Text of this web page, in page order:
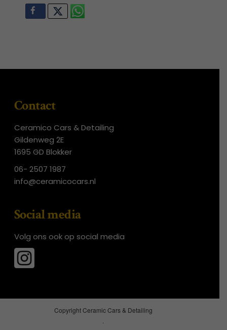
Contact
Ceramico Cars & Detailing
Gildenweg 2E
1695 GD Blokker
06- 2507 1987
info@ceramicocars.nl
Social media
Volg ons ook op social media
Copyright Ceramic Cars & Detailing